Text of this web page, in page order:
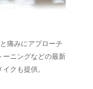
痛みにアプローチ
ーニングなどの最新
クも提供。